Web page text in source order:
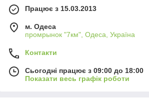
Працює з 15.03.2013
м. Одеса
промрынок "7км", Одеса, Україна
Контакти
Сьогодні працює з 09:00 до 18:00
Показати весь графік роботи